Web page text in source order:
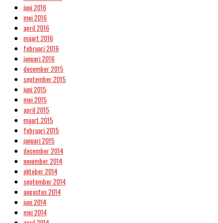
juni 2016
mei 2016
april 2016
maart 2016
februari 2016
januari 2016
december 2015
september 2015
juni 2015
mei 2015
april 2015
maart 2015
februari 2015
januari 2015
december 2014
november 2014
oktober 2014
september 2014
augustus 2014
juni 2014
mei 2014